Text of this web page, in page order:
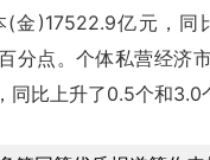
)17522.9亿元，同
分点。个体私营经济
比上升了0.5个和3.0